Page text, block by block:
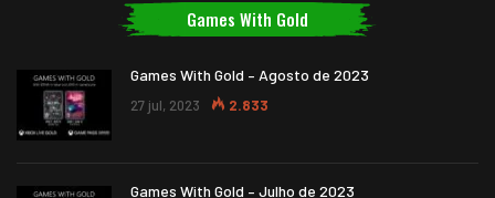
Games With Gold
Games With Gold – Agosto de 2023
27 jul, 2023 2.833
Games With Gold – Julho de 2023